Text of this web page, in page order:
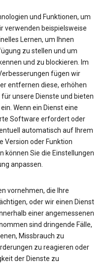
und Funktionen, um
verwenden beispielsweise
Lernen, um Ihnen
zu stellen und um
und zu blockieren. Im
fügen wir
entfernen diese, erhöhen
unsere Dienste und bieten
Wenn ein Dienst eine
Software erfordert oder
automatisch auf Ihrem
Version oder Funktion
können Sie die Einstellungen
anpassen.
vornehmen, die Ihre
oder wir einen Dienst
einer angemessenen
sind dringende Fälle,
Missbrauch zu
zu reagieren oder
der Dienste zu